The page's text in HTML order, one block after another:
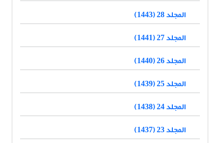
المجلد 28 (1443)
المجلد 27 (1441)
المجلد 26 (1440)
المجلد 25 (1439)
المجلد 24 (1438)
المجلد 23 (1437)